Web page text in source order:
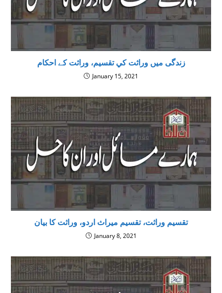
زندگی میں وراثت كي تقسيم، وراثت کے احکام
January 15, 2021
تقسیم وراثت، تقسیم میراث اردو، وراثت کا بیان
January 8, 2021